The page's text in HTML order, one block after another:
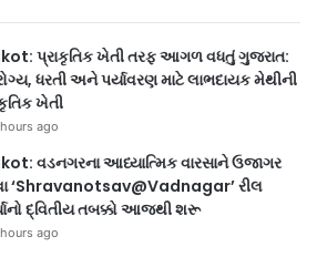
પ્રાકૃતિક ખેતી તરફ આગળ વધતું ગુજરાત:
ધરતી અને પર્યાવરણ માટે લાભદાયક મેથીની
ખેતી
ago
વડનગરના આધ્યાત્મિક વારસાને ઉજાગર
‘Shravanotsav@Vadnagar’ રીલ
દ્વિતીય તબક્કો આજથી શરૂ
ago